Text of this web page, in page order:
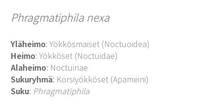
Phragmatiphila nexa
Yläheimo: Yökkösmaiset (Noctuoidea)
Heimo: Yökköset (Noctuidae)
Alaheimo: Noctuinae
Sukuryhmä: Korsiyökköset (Apameini)
Suku: Phragmatiphila